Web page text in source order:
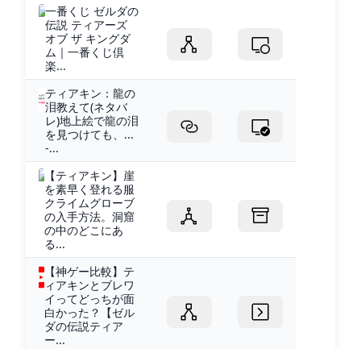
一番くじ ゼルダの
伝説 ティアーズ
オブ ザ キングダ
ム｜一番くじ倶
楽...
ティアキン：龍の
泪教えて(ネタバ
レ)地上絵で龍の泪
を見つけても、...
-...
【ティアキン】崖
を素早く登れる服
クライムグローブ
の入手方法。洞窟
の中のどこにあ
る...
【神ゲー比較】テ
ィアキンとブレワ
イってどっちが面
白かった？【ゼル
ダの伝説ティア
ー...